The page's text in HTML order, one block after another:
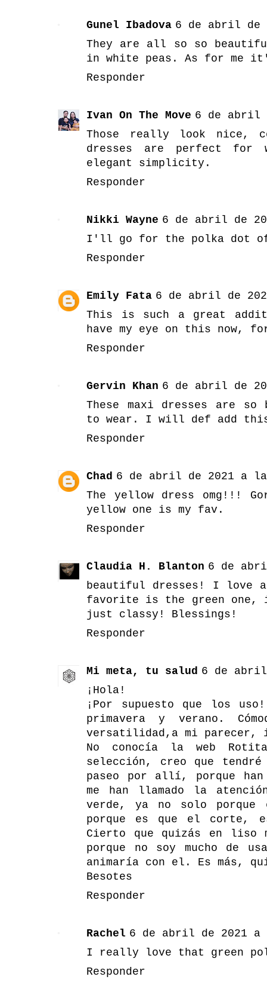
Gunel Ibadova 6 de abril de
They are all so so
in white peas. As for me
Responder
Ivan On The Move 6 de abril
Those really look nice,
dresses are perfect for
elegant simplicity.
Responder
Nikki Wayne 6 de abril de
I'll go for the polka dot
Responder
Emily Fata 6 de abril de
This is such a great
have my eye on this now,
Responder
Gervin Khan 6 de abril de
These maxi dresses are
to wear. I will def add
Responder
Chad 6 de abril de 2021 a
The yellow dress omg!!!
yellow one is my fav.
Responder
Claudia H. Blanton 6 de
beautiful dresses! I love
favorite is the green one,
just classy! Blessings!
Responder
Mi meta, tu salud 6 de abril
¡Hola!
¡Por supuesto que los
primavera y verano.
versatilidad,a mi parecer,
No conocía la web
selección, creo que tendré
paseo por allí, porque
me han llamado la
verde, ya no solo
porque es que el corte,
Cierto que quizás en liso
porque no soy mucho de
animaría con el. Es más,
Besotes
Responder
Rachel 6 de abril de 2021 a
I really love that green
Responder